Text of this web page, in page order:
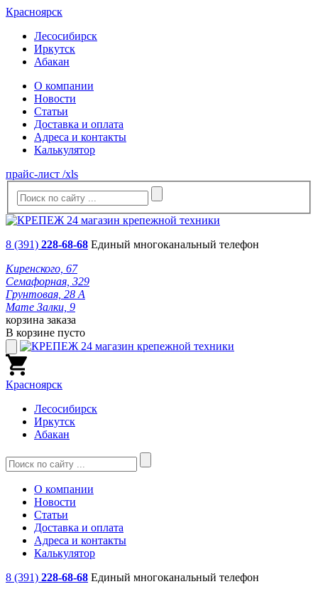
Красноярск
Лесосибирск
Иркутск
Абакан
О компании
Новости
Статьи
Доставка и оплата
Адреса и контакты
Калькулятор
прайс-лист /xls
8 (391) 228-68-68 Единый многоканальный телефон
Киренского, 67
Семафорная, 329
Грунтовая, 28 А
Мате Залки, 9
корзина заказа
В корзине пусто
Красноярск
Лесосибирск
Иркутск
Абакан
О компании
Новости
Статьи
Доставка и оплата
Адреса и контакты
Калькулятор
8 (391) 228-68-68 Единый многоканальный телефон